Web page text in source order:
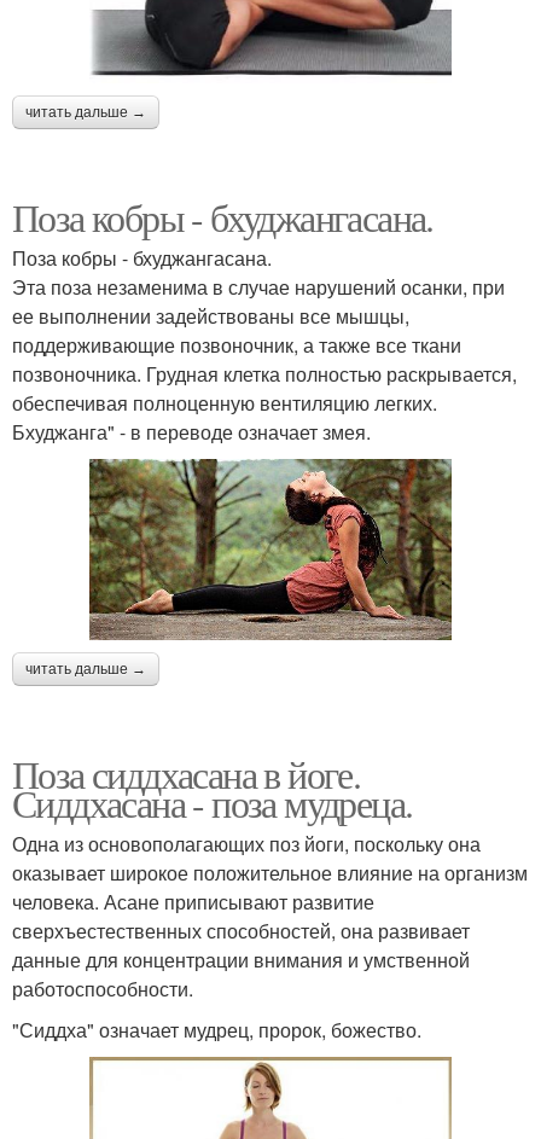
читать дальше →
Поза кобры - бхуджангасана.
Поза кобры - бхуджангасана.
Эта поза незаменима в случае нарушений осанки, при
ее выполнении задействованы все мышцы,
поддерживающие позвоночник, а также все ткани
позвоночника. Грудная клетка полностью раскрывается,
обеспечивая полноценную вентиляцию легких.
Бхуджанга" - в переводе означает змея.
читать дальше →
Поза сиддхасана в йоге.
Сиддхасана - поза мудреца.
Одна из основополагающих поз йоги, поскольку она
оказывает широкое положительное влияние на организм
человека. Асане приписывают развитие
сверхъестественных способностей, она развивает
данные для концентрации внимания и умственной
работоспособности.
"Сиддха" означает мудрец, пророк, божество.